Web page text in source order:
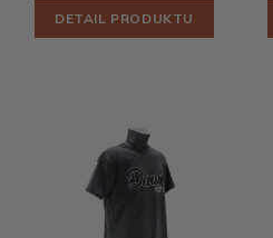
DETAIL PRODUKTU